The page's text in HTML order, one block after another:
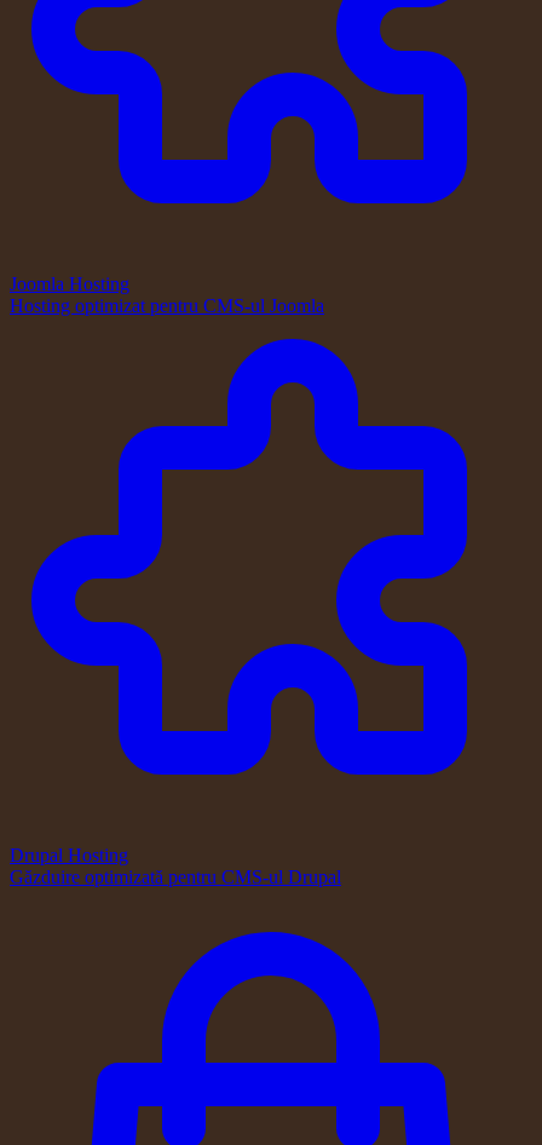
Joomla Hosting
Hosting optimizat pentru CMS-ul Joomla
Drupal Hosting
Găzduire optimizată pentru CMS-ul Drupal